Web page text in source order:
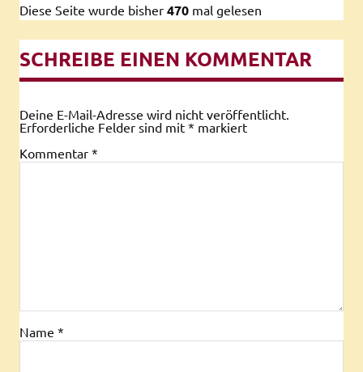
Diese Seite wurde bisher 470 mal gelesen
SCHREIBE EINEN KOMMENTAR
Deine E-Mail-Adresse wird nicht veröffentlicht.
Erforderliche Felder sind mit * markiert
Kommentar *
Name *